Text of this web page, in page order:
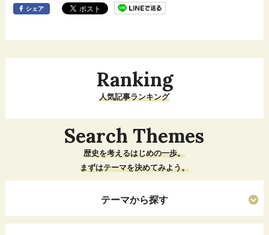
シェア
Ranking
人気記事ランキング
Search Themes
歴史を考えるはじめの一歩。
まずはテーマを決めてみよう。
テーマから探す